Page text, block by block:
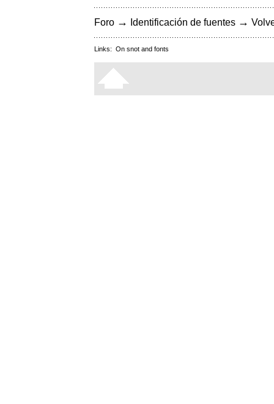
Foro → Identificación de fuentes →
Links: On snot and fonts